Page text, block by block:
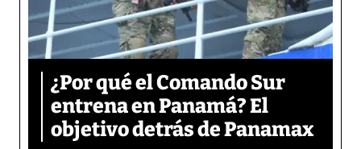
¿Por qué el Comando Sur
entrena en Panamá? El
objetivo detrás de Panamax